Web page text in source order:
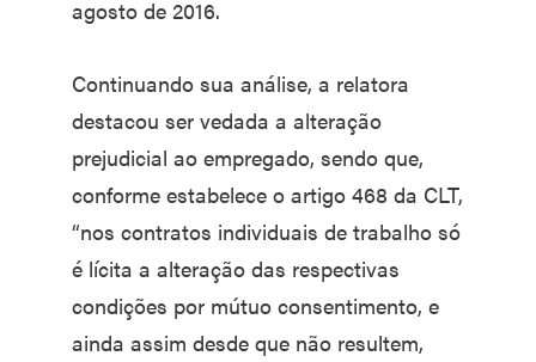
agosto de 2016.
Continuando sua análise, a relatora
destacou ser vedada a alteração
prejudicial ao empregado, sendo que,
conforme estabelece o artigo 468 da CLT,
“nos contratos individuais de trabalho só
é lícita a alteração das respectivas
condições por mútuo consentimento, e
ainda assim desde que não resultem,